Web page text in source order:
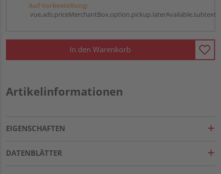
Auf Vorbestellung:
vue.ads.priceMerchantBox.option.pickup.laterAvailable.subtext
In den Warenkorb
Artikelinformationen
EIGENSCHAFTEN
DATENBLÄTTER